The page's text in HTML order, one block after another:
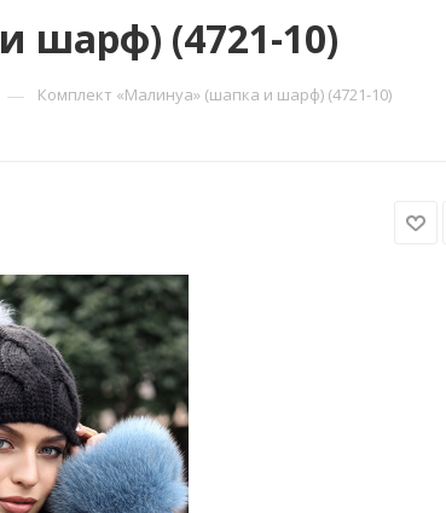
шарф) (4721-10)
— Комплект «Малинуа» (шапка и шарф) (4721-10)